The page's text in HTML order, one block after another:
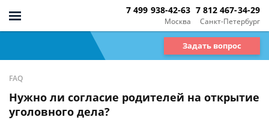
Москва
7 499 938-42-63
Санкт-Петербург
7 812 467-34-29
Задать вопрос
FAQ
Нужно ли согласие родителей на открытие
уголовного дела?